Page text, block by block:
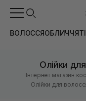
ВОЛОССЯОБЛИЧЧЯ
Олійки
Інтернет магазин
Олійки для